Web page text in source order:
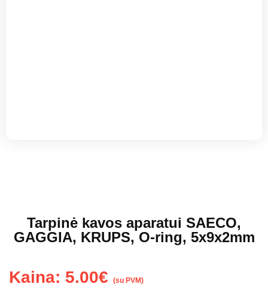
Tarpinė kavos aparatui SAECO,
GAGGIA, KRUPS, O-ring, 5x9x2mm
Kaina: 5.00€ (su PVM)